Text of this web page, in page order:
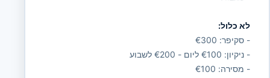
לא כלול:
- סקיפר: €300
- ניקיון: €100 ליום - €200 לשבוע
- מסירה: €100